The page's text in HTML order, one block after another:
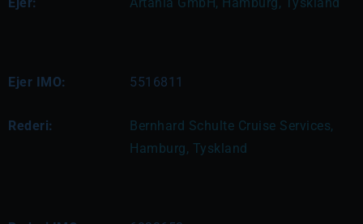
Ejer IMO: 5516811
Rederi:
Bernhard Schulte Cruise Services,
Hamburg, Tyskland